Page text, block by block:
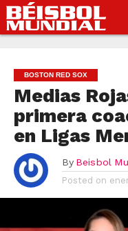
BOSTON RED SOX
Medias
primera
en Ligas
By Beisbol
Posted on